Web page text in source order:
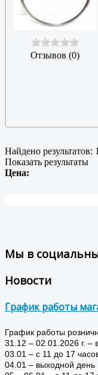
Отзывов (0)
Найдено результатов:
Показать результаты
Цена:
Мы в
Новости
График работы
График работы
31.12 – 02.01.2026 г. –
03.01 – с 11 до 17
04.01 – выходной день